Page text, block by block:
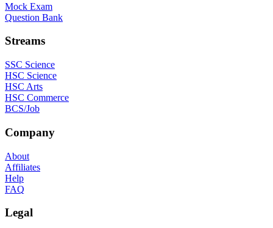
Mock Exam
Question Bank
Streams
SSC Science
HSC Science
HSC Arts
HSC Commerce
BCS/Job
Company
About
Affiliates
Help
FAQ
Legal